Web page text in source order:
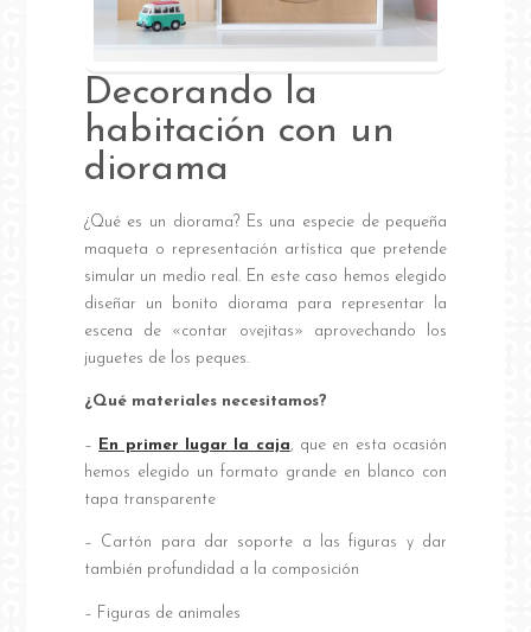
Decorando la
habitación con un
diorama
¿Qué es un diorama? Es una especie de pequeña
maqueta o representación artística que pretende
simular un medio real. En este caso hemos elegido
diseñar un bonito diorama para representar la
escena de «contar ovejitas» aprovechando los
juguetes de los peques.
¿Qué materiales necesitamos?
– En primer lugar la caja, que en esta ocasión
hemos elegido un formato grande en blanco con
tapa transparente
– Cartón para dar soporte a las figuras y dar
también profundidad a la composición
– Figuras de animales